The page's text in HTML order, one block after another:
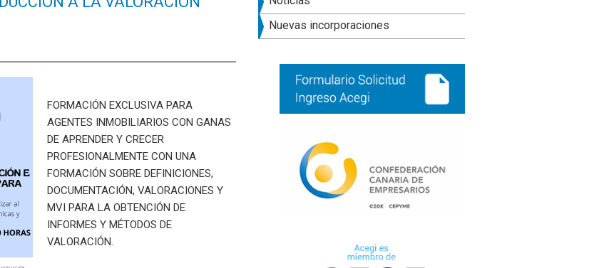
FORMACIÓN EXCLUSIVA PARA
AGENTES INMOBILIARIOS CON GANAS
DE APRENDER Y CRECER
PROFESIONALMENTE CON UNA
FORMACIÓN SOBRE DEFINICIONES,
DOCUMENTACIÓN, VALORACIONES Y
MVI PARA LA OBTENCIÓN DE
INFORMES Y MÉTODOS DE
VALORACIÓN.
principal
Nuevas incorporaciones